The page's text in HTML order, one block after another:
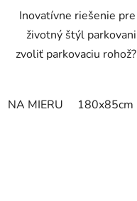
Inovatívne riešenie
životný štýl
zvoliť parkovaciu
NA MIERU 180x85cm